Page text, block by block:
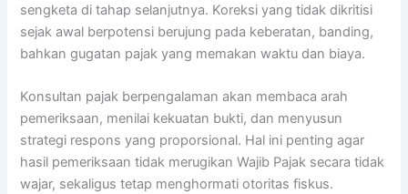
sengketa di tahap selanjutnya. Koreksi yang tidak dikritisi
sejak awal berpotensi berujung pada keberatan, banding,
bahkan gugatan pajak yang memakan waktu dan biaya.
Konsultan pajak berpengalaman akan membaca arah
pemeriksaan, menilai kekuatan bukti, dan menyusun
strategi respons yang proporsional. Hal ini penting agar
hasil pemeriksaan tidak merugikan Wajib Pajak secara tidak
wajar, sekaligus tetap menghormati otoritas fiskus.